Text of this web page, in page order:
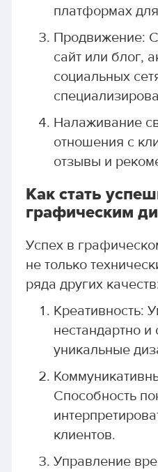
платформах
Продвижение:
сайт или блог,
социальных
Налаживание
отношения с
отзывы и
Как стать
графическим
Успех в
не только
ряда других
Креативность:
нестандартно и
уникальные
Способность
клиентов.
Управление